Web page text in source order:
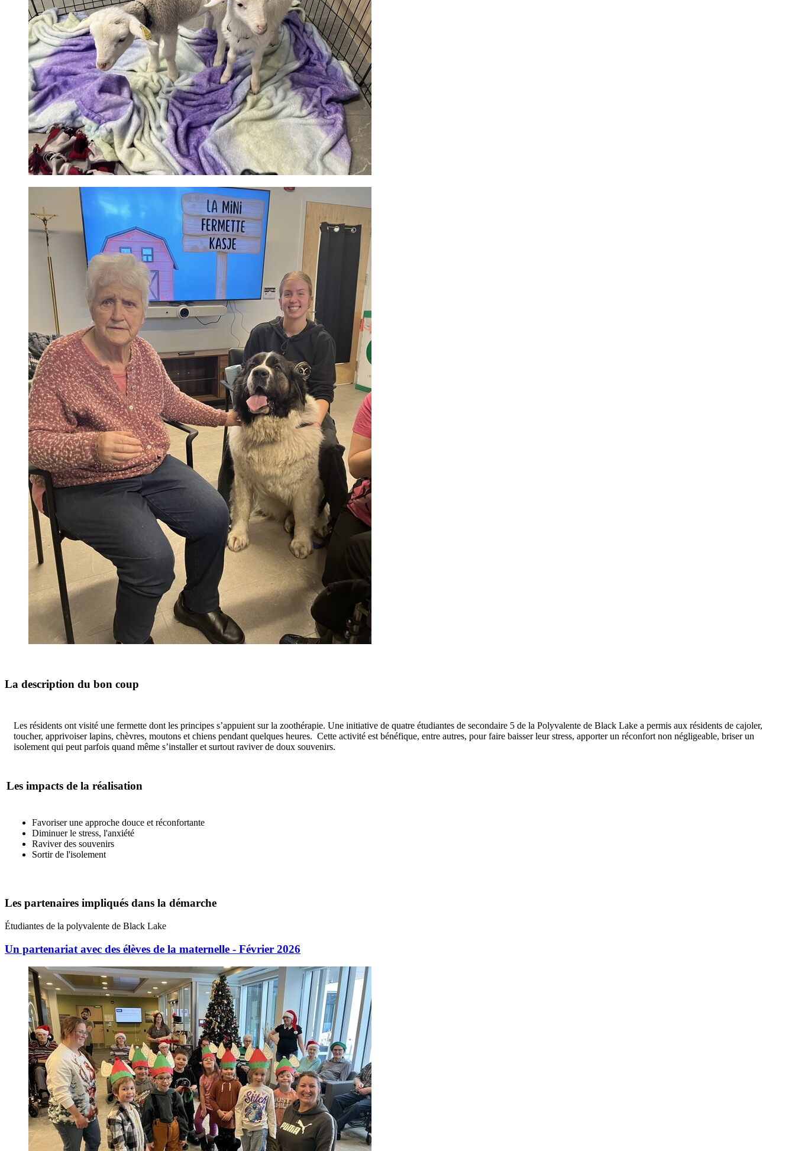
La description du bon coup
Les résidents ont visité une fermette dont les principes s’appuient sur la zoothérapie. Une initiative de quatre étudiantes de secondaire 5 de la Polyvalente de Black Lake a permis aux résidents de cajoler,
toucher, apprivoiser lapins, chèvres, moutons et chiens pendant quelques heures. Cette activité est bénéfique, entre autres, pour faire baisser leur stress, apporter un réconfort non négligeable, briser un
isolement qui peut parfois quand même s’installer et surtout raviver de doux souvenirs.
Les impacts de la réalisation
Favoriser une approche douce et réconfortante
Diminuer le stress, l'anxiété
Raviver des souvenirs
Sortir de l'isolement
Les partenaires impliqués dans la démarche
Étudiantes de la polyvalente de Black Lake
Un partenariat avec des élèves de la maternelle - Février 2026